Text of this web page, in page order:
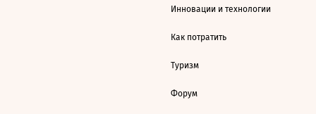
Инновации и технологии
Как потратить
Туризм
Форум